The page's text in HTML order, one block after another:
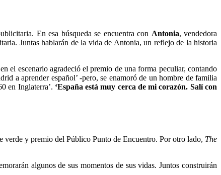
En esa búsqueda se encuentra con Antonia, vendedora
Juntas hablarán de la vida de Antonia, un reflejo de la historia
el escenario agradeció el premio de una forma peculiar, contando
a aprender español’ -pero, se enamoró de un hombre de familia
en Inglaterra’. ‘España está muy cerca de mi corazón. Salí con
verde y premio del Público Punto de Encuentro. Por otro lado, The
algunos de sus momentos de sus vidas. Juntos construirán